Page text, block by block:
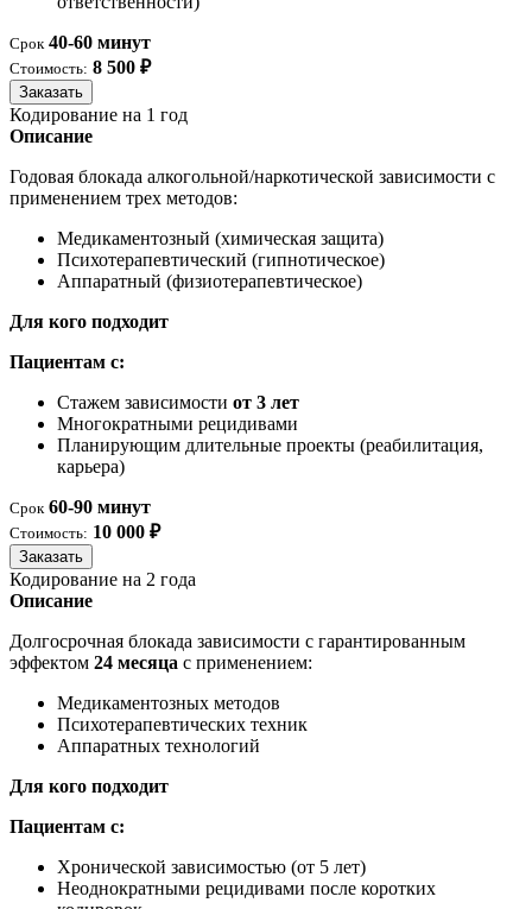
Срок 40-60 минут
Стоимость: 8 500 ₽
Заказать
Кодирование на 1 год
Описание
Годовая блокада алкогольной/наркотической зависимости с
применением трех методов:
Медикаментозный (химическая защита)
Психотерапевтический (гипнотическое)
Аппаратный (физиотерапевтическое)
Для кого подходит
Пациентам с:
Стажем зависимости от 3 лет
Многократными рецидивами
Планирующим длительные проекты (реабилитация,
карьера)
Срок 60-90 минут
Стоимость: 10 000 ₽
Заказать
Кодирование на 2 года
Описание
Долгосрочная блокада зависимости с гарантированным
эффектом 24 месяца с применением:
Медикаментозных методов
Психотерапевтических техник
Аппаратных технологий
Для кого подходит
Пациентам с:
Хронической зависимостью (от 5 лет)
Неоднократными рецидивами после коротких